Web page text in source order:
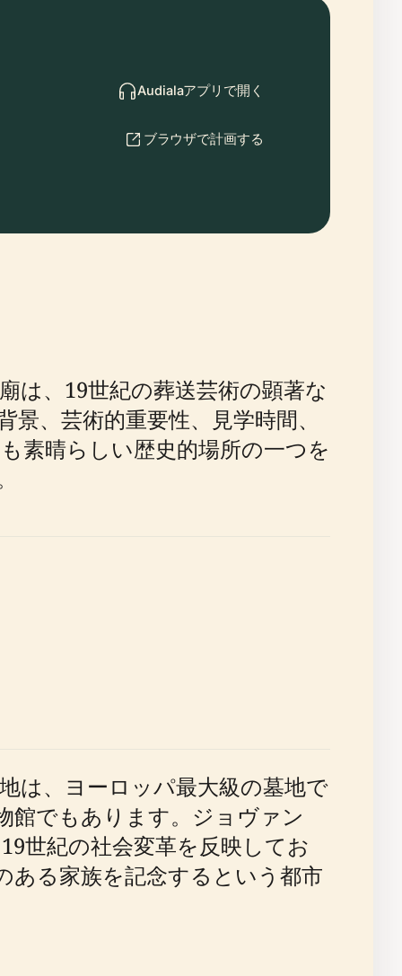
Audialaアプリで開く
ブラウザで計画する
は、19世紀の葬送芸術の顕著な
、芸術的重要性、見学時間、
素晴らしい歴史的場所の一つを
は、ヨーロッパ最大級の墓地で
館でもあります。ジョヴァン
世紀の社会変革を反映してお
ある家族を記念するという都市